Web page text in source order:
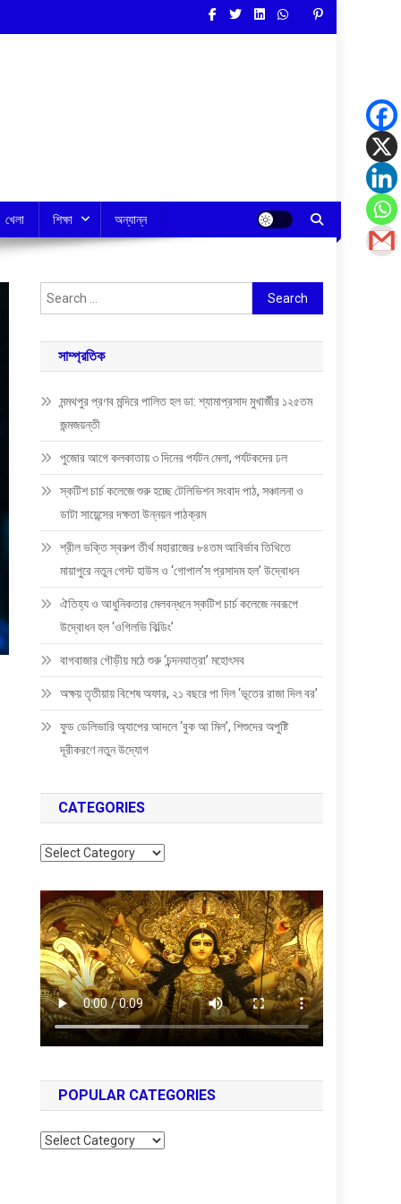
খেলা শিক্ষা অন্যান্ন
Search
for:
সাম্প্রতিক
মন্মথপুর প্রণব মন্দিরে পালিত হল ডা: শ্যামাপ্রসাদ মুখার্জীর ১২৫তম
জন্মজয়ন্তী
পুজোর আগে কলকাতায় ৩ দিনের পর্যটন মেলা, পর্যটকদের ঢল
স্কটিশ চার্চ কলেজে শুরু হচ্ছে টেলিভিশন সংবাদ পাঠ, সঞ্চালনা ও
ডাটা সায়েন্সের দক্ষতা উন্নয়ন পাঠক্রম
শ্রীল ভক্তি স্বরুপ তীর্থ মহারাজের ৮৪তম আবির্ভাব তিথিতে
মায়াপুরে নতুন গেস্ট হাউস ও ‘গোপাল’স প্রসাদম হল’ উদ্বোধন
ঐতিহ্য ও আধুনিকতার মেলবন্ধনে স্কটিশ চার্চ কলেজে নবরূপে
উদ্বোধন হল ‘ওগিলভি বিল্ডিং’
বাগবাজার গৌড়ীয় মঠে শুরু ‘চন্দনযাত্রা’ মহোৎসব
অক্ষয় তৃতীয়ায় বিশেষ অফার, ২১ বছরে পা দিল ‘ভূতের রাজা দিল বর’
ফুড ডেলিভারি অ্যাপের আদলে ‘বুক আ মিল’, শিশুদের অপুষ্টি
দূরীকরণে নতুন উদ্যোগ
CATEGORIES
Categories
POPULAR CATEGORIES
Popular